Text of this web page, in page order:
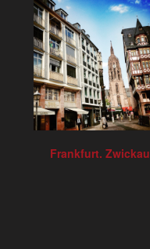
Frankfurt. Zwickau